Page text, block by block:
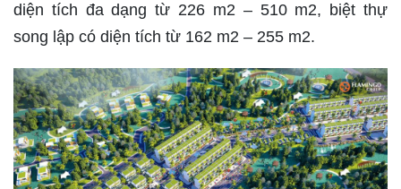
diện tích đa dạng từ 226 m2 – 510 m2, biệt thự
song lập có diện tích từ 162 m2 – 255 m2.